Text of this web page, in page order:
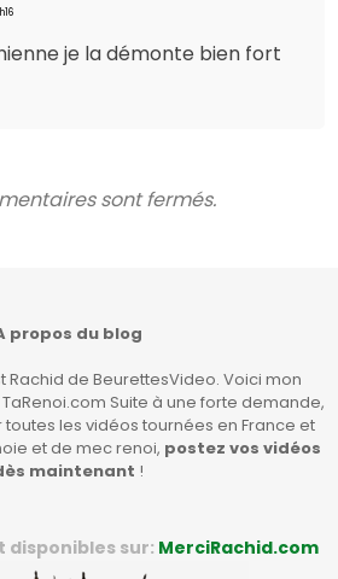
je la démonte bien fort
sont fermés.
propos du blog
Rachid de BeurettesVideo. Voici mon
Suite à une forte demande,
les vidéos tournées en France et
et de mec renoi, postez vos vidéos
maintenant !
disponibles sur: MerciRachid.com